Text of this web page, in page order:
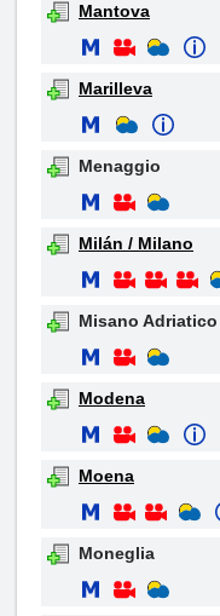
Mantova
Marilleva
Menaggio
Milán / Milano
Misano Adriatico
Modena
Moena
Moneglia